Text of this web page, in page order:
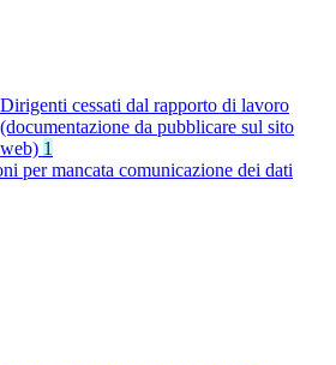
Dirigenti cessati dal rapporto di lavoro
(documentazione da pubblicare sul sito
web) 1
per mancata comunicazione dei dati